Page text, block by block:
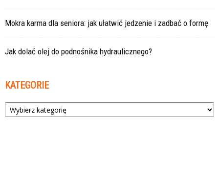
Mokra karma dla seniora: jak ułatwić jedzenie i zadbać o formę
Jak dolać olej do podnośnika hydraulicznego?
KATEGORIE
Kategorie